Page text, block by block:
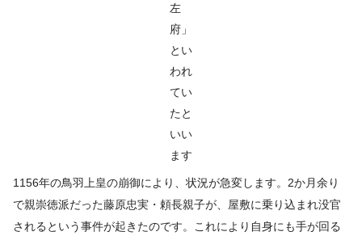
左
府」
とい
われ
てい
たと
いい
ます
1156年の鳥羽上皇の崩御により、状況が急変します。2か月余り
で親崇徳派だった藤原忠実・頼長親子が、屋敷に乗り込まれ没官
されるという事件が起きたのです。これにより自身にも手が回る